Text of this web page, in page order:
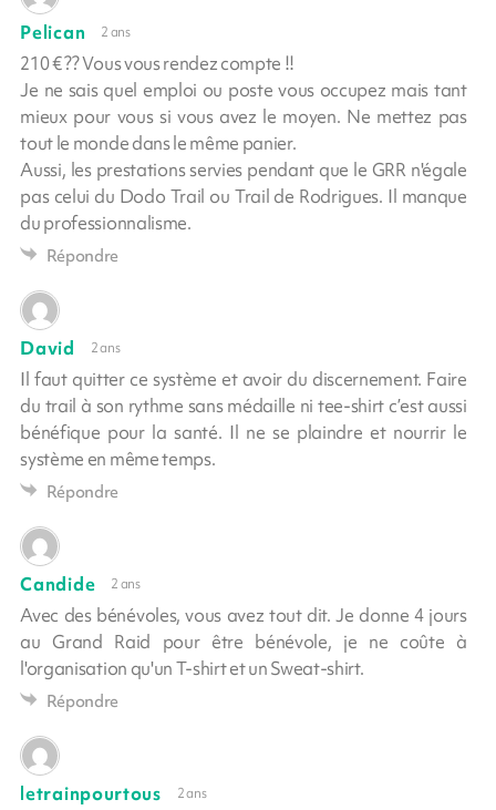
Pelican 2 ans
210 € ?? Vous vous rendez compte !!
Je ne sais quel emploi ou poste vous occupez mais tant
mieux pour vous si vous avez le moyen. Ne mettez pas
tout le monde dans le même panier.
Aussi, les prestations servies pendant que le GRR n'égale
pas celui du Dodo Trail ou Trail de Rodrigues. Il manque
du professionnalisme.
Répondre
David 2 ans
Il faut quitter ce système et avoir du discernement. Faire
du trail à son rythme sans médaille ni tee-shirt c’est aussi
bénéfique pour la santé. Il ne se plaindre et nourrir le
système en même temps.
Répondre
Candide 2 ans
Avec des bénévoles, vous avez tout dit. Je donne 4 jours
au Grand Raid pour être bénévole, je ne coûte à
l'organisation qu'un T-shirt et un Sweat-shirt.
Répondre
letrainpourtous 2 ans